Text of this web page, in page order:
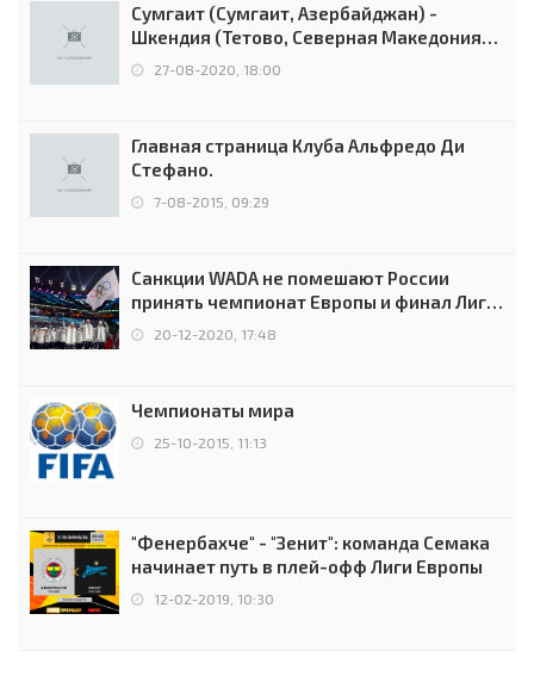
Сумгаит (Сумгаит, Азербайджан) -
Шкендия (Тетово, Северная Македония) -
0:2 (0:0)
27-08-2020, 18:00
Главная страница Клуба Альфредо Ди
Стефано.
7-08-2015, 09:29
Санкции WADA не помешают России
принять чемпионат Европы и финал Лиги
чемпионов.
20-12-2020, 17:48
Чемпионаты мира
25-10-2015, 11:13
"Фенербахче" - "Зенит": команда Семака
начинает путь в плей-офф Лиги Европы
12-02-2019, 10:30